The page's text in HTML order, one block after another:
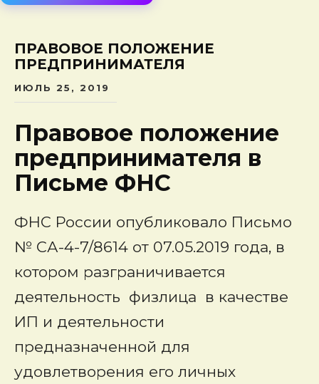
ПРАВОВОЕ ПОЛОЖЕНИЕ
ПРЕДПРИНИМАТЕЛЯ
ИЮЛЬ 25, 2019
Правовое положение
предпринимателя в
Письме ФНС
ФНС России опубликовало Письмо
№ СА-4-7/8614 от 07.05.2019 года, в
котором разграничивается
деятельность физлица в качестве
ИП и деятельности
предназначенной для
удовлетворения его личных